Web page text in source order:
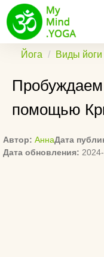
Йога Виды йоги
помощью
Автор: АннаДата
Дата обновления: